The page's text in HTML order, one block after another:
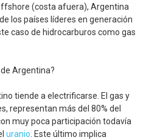
(costa afuera), Argentina
los países líderes en generación
caso de hidrocarburos como gas
Argentina?
tiende a electrificarse. El gas y
representan más del 80% del
muy poca participación todavía
uranio . Este último implica